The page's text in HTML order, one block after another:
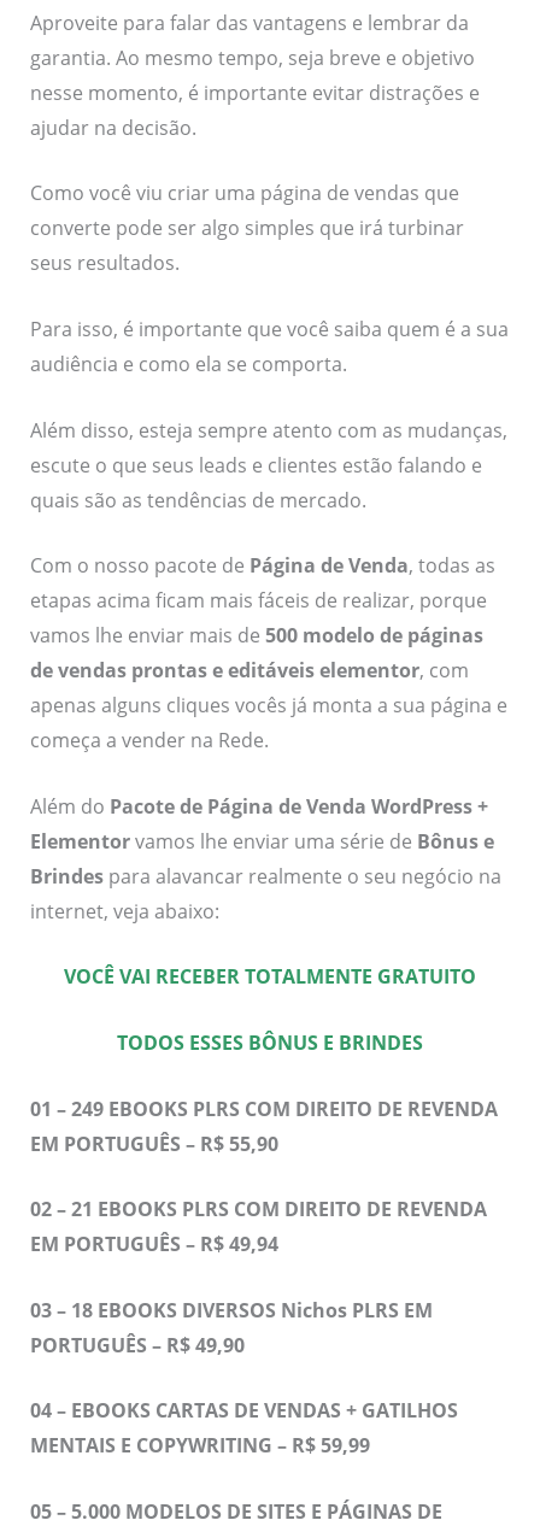
Aproveite para falar das vantagens e lembrar da
garantia. Ao mesmo tempo, seja breve e objetivo
nesse momento, é importante evitar distrações e
ajudar na decisão.
Como você viu criar uma página de vendas que
converte pode ser algo simples que irá turbinar
seus resultados.
Para isso, é importante que você saiba quem é a sua
audiência e como ela se comporta.
Além disso, esteja sempre atento com as mudanças,
escute o que seus leads e clientes estão falando e
quais são as tendências de mercado.
Com o nosso pacote de Página de Venda, todas as
etapas acima ficam mais fáceis de realizar, porque
vamos lhe enviar mais de 500 modelo de páginas
de vendas prontas e editáveis elementor, com
apenas alguns cliques vocês já monta a sua página e
começa a vender na Rede.
Além do Pacote de Página de Venda WordPress +
Elementorvamos lhe enviar uma série de Bônus e
Brindespara alavancar realmente o seu negócio na
internet, veja abaixo:
VOCÊ VAI RECEBER TOTALMENTE GRATUITO
TODOS ESSES BÔNUS E BRINDES
01 – 249 EBOOKS PLRS COM DIREITO DE REVENDA
EM PORTUGUÊS – R$ 55,90
02 – 21 EBOOKS PLRS COM DIREITO DE REVENDA
EM PORTUGUÊS – R$ 49,94
03 – 18 EBOOKS DIVERSOS Nichos PLRS EM
PORTUGUÊS – R$ 49,90
04 – EBOOKS CARTAS DE VENDAS + GATILHOS
MENTAIS E COPYWRITING – R$ 59,99
05 – 5.000 MODELOS DE SITES E PÁGINAS DE